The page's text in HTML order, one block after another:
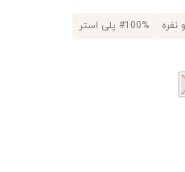
نفره #100% پلی استر